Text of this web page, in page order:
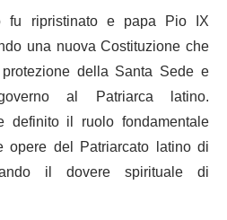
fu ripristinato e papa Pio IX
una nuova Costituzione che
della Santa Sede e
al Patriarca latino.
definito il ruolo fondamentale
opere del Patriarcato latino di
il dovere spirituale di